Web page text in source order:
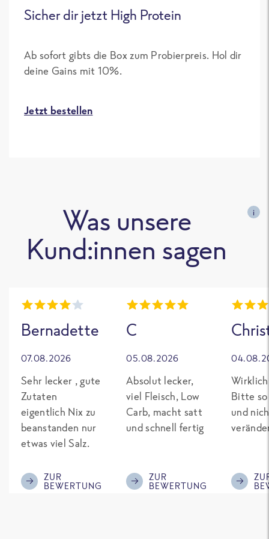
Sicher dir jetzt High Protein
Ab sofort gibts die Box zum Probierpreis. Hol dir
deine Gains mit 10%.
Jetzt bestellen
Was unsere
Kund:innen sagen
i
Bernadette
07.08.2026
Sehr lecker , gute
Zutaten
eigentlich Nix zu
beanstanden nur
etwas viel Salz.
ZUR
BEWERTUNG
C
05.08.2026
Absolut lecker,
viel Fleisch, Low
Carb, macht satt
und schnell fertig
ZUR
BEWERTUNG
Bitte so
und